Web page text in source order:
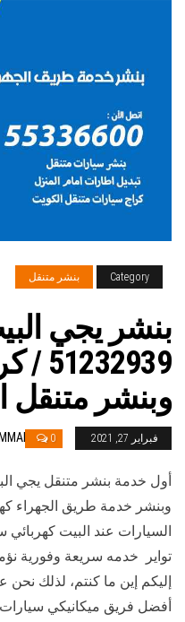
Category بنشر متنقل
بنشر يجي
وبنشر متنقل
فبراير 27, 2021 0
أول خدمة بنشر متنقل يجي
وبنشر خدمة طريق الجهراء
السيارات عند البيت كهربائي
تواير خدمه سريعة وفورية
إليكم إين ما كنتم، لذلك نحن
أفضل فريق ميكانيكي